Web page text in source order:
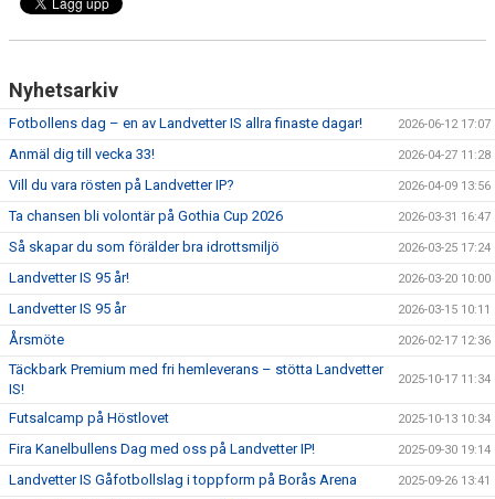
Nyhetsarkiv
Fotbollens dag – en av Landvetter IS allra finaste dagar! 2026-06-12 17:07
Anmäl dig till vecka 33! 2026-04-27 11:28
Vill du vara rösten på Landvetter IP? 2026-04-09 13:56
Ta chansen bli volontär på Gothia Cup 2026 2026-03-31 16:47
Så skapar du som förälder bra idrottsmiljö 2026-03-25 17:24
Landvetter IS 95 år! 2026-03-20 10:00
Landvetter IS 95 år 2026-03-15 10:11
Årsmöte 2026-02-17 12:36
Täckbark Premium med fri hemleverans – stötta Landvetter
IS!
2025-10-17 11:34
Futsalcamp på Höstlovet 2025-10-13 10:34
Fira Kanelbullens Dag med oss på Landvetter IP! 2025-09-30 19:14
Landvetter IS Gåfotbollslag i toppform på Borås Arena 2025-09-26 13:41